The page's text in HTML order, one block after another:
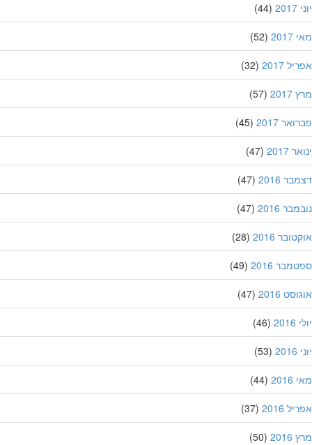
(44)
(52)
2017
(32)
(57)
2017
(45)
2017
(47)
2016
(47)
2016
(47)
2016
(28)
2016
(49)
2016
(47)
(46)
(53)
(44)
2016
(37)
(50)